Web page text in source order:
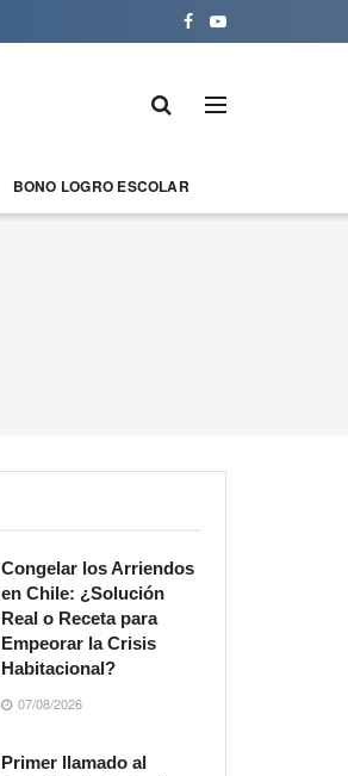
BONO LOGRO ESCOLAR
Congelar los Arriendos
en Chile: ¿Solución
Real o Receta para
Empeorar la Crisis
Habitacional?
07/08/2026
Primer llamado al